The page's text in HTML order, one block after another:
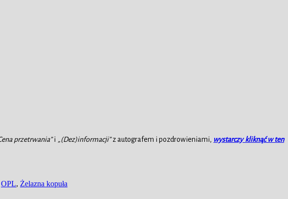
przetrwania”i „(Dez)informacji”z autografem i pozdrowieniami, wystarczy kliknąć w ten
OPL, Żelazna kopuła